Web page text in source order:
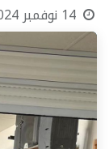
14 نوفمبر 2024